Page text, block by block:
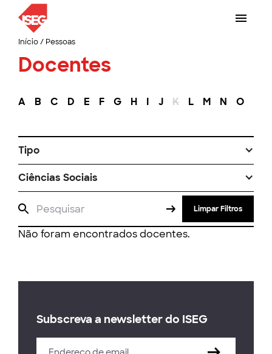
Início/ Pessoas
Docentes
A B C D E F G H I J K L M N O
Tipo
Ciências Sociais
Limpar Filtros
Não foram encontrados docentes.
Subscreva a newsletter do ISEG